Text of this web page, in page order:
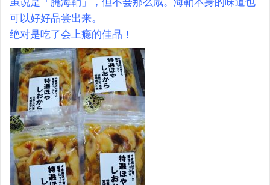
可以好好品尝出来。
绝对是吃了会上瘾的佳品！